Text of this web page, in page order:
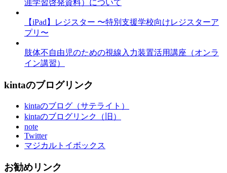
涯学習啓発資料）について
【iPad】レジスター 〜特別支援学校向けレジスターア
プリ〜
肢体不自由児のための視線入力装置活用講座（オンラ
イン講習）
kintaのブログリンク
kintaのブログ（サテライト）
kintaのブログリンク（旧）
note
Twitter
マジカルトイボックス
お勧めリンク